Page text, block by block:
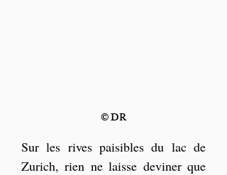
© DR
Sur les rives paisibles du lac de
Zurich, rien ne laisse deviner que